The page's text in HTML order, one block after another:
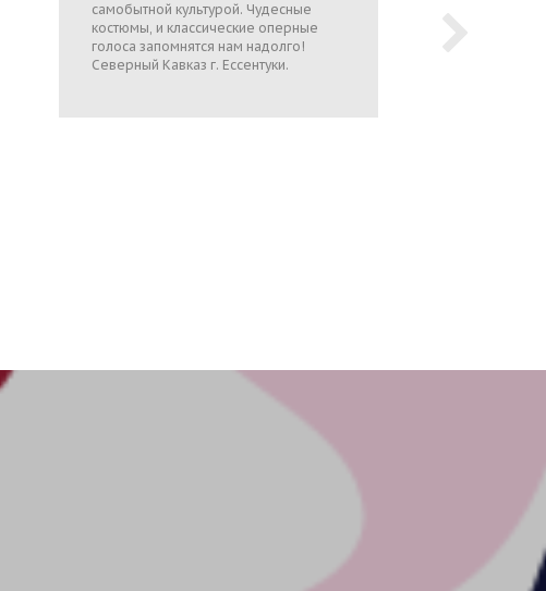
самобытной культурой. Чудесные
костюмы, и классические оперные
голоса запомнятся нам надолго!
Северный Кавказ г. Ессентуки.